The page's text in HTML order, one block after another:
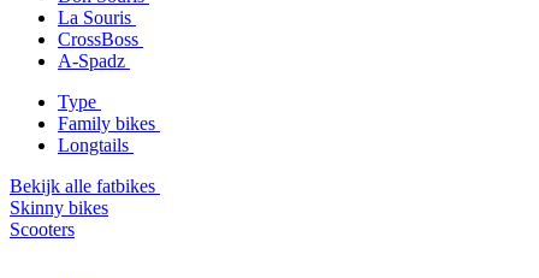
La Souris
CrossBoss
A-Spadz
Type
Family bikes
Longtails
Bekijk alle fatbikes
Skinny bikes
Scooters